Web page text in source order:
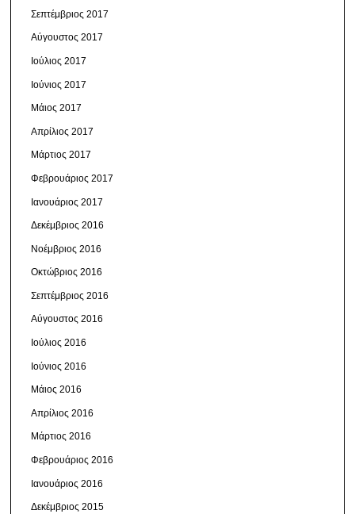
Σεπτέμβριος 2017
Αύγουστος 2017
Ιούλιος 2017
Ιούνιος 2017
Μάιος 2017
Απρίλιος 2017
Μάρτιος 2017
Φεβρουάριος 2017
Ιανουάριος 2017
Δεκέμβριος 2016
Νοέμβριος 2016
Οκτώβριος 2016
Σεπτέμβριος 2016
Αύγουστος 2016
Ιούλιος 2016
Ιούνιος 2016
Μάιος 2016
Απρίλιος 2016
Μάρτιος 2016
Φεβρουάριος 2016
Ιανουάριος 2016
Δεκέμβριος 2015